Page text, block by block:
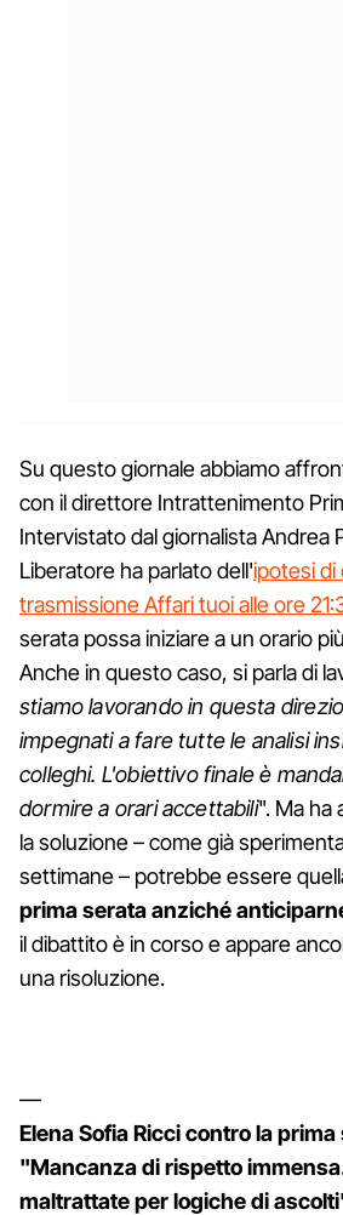
Su questo giornale abbiamo
con il direttore Intrattenimento
Intervistato dal giornalista Andrea
Liberatore ha parlato dell'ipotesi di
trasmissione Affari tuoi alle ore
serata possa iniziare a un orario
Anche in questo caso, si parla di
stiamo lavorando in questa
impegnati a fare tutte le analisi
colleghi. L'obiettivo finale è
dormire a orari accettabili". Ma ha
la soluzione – come già
settimane – potrebbe essere
prima serata anziché
il dibattito è in corso e appare
una risoluzione.
—
Elena Sofia Ricci contro la
"Mancanza di rispetto
maltrattate per logiche di